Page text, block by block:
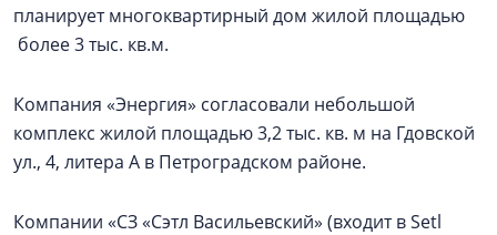
планирует многоквартирный дом жилой площадью
более 3 тыс. кв.м.
Компания «Энергия» согласовали небольшой
комплекс жилой площадью 3,2 тыс. кв. м на Гдовской
ул., 4, литера А в Петроградском районе.
Компании «СЗ «Сэтл Васильевский» (входит в Setl